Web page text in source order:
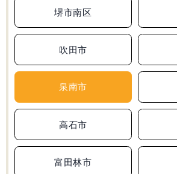
堺市南区
吹田市
泉南市
高石市
富田林市